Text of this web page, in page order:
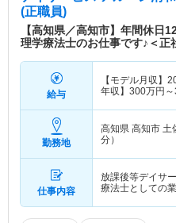
(正職員)
【高知県／高知市】年間休
理学療法士のお仕事です♪＜正
給与
【モデル月収】
年収】 300万円～
勤務地
高知県 高知市 土
分）
仕事内容
放課後等デイサ
療法士としての